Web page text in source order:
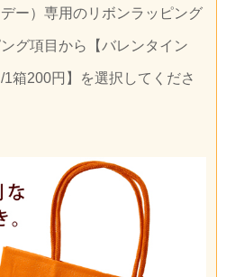
ー）専用のリボンラッピング
グ項目から【バレンタイン
1箱200円】を選択してくださ